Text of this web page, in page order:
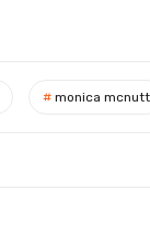
# monica mcnutt